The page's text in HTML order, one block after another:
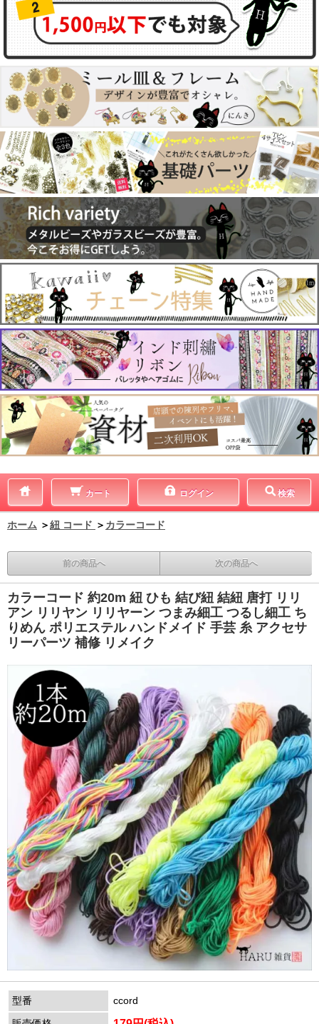
カート ログイン 検索
ホーム ＞紐 コード ＞ カラーコード
前の商品へ 次の商品へ
カラーコード 約20m 紐 ひも 結び紐 結紐 唐打 リリ
アン リリヤン リリヤーン つまみ細工 つるし細工 ち
りめん ポリエステル ハンドメイド 手芸 糸 アクセサ
リーパーツ 補修 リメイク
型番
ccord